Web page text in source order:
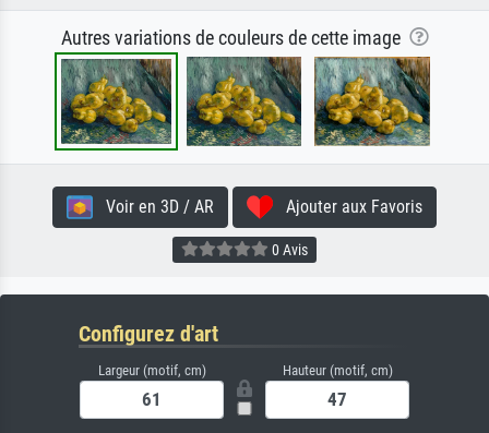
Autres variations de couleurs de cette image
Voir en 3D / AR Ajouter aux Favoris
0 Avis
Configurez d'art
Largeur (motif, cm) Hauteur (motif, cm)